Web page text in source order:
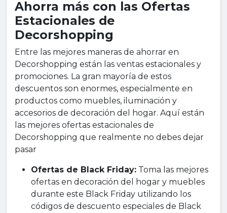
Ahorra más con las Ofertas
Estacionales de
Decorshopping
Entre las mejores maneras de ahorrar en
Decorshopping están las ventas estacionales y
promociones. La gran mayoría de estos
descuentos son enormes, especialmente en
productos como muebles, iluminación y
accesorios de decoración del hogar. Aquí están
las mejores ofertas estacionales de
Decorshopping que realmente no debes dejar
pasar
Ofertas de Black Friday: Toma las mejores
ofertas en decoración del hogar y muebles
durante este Black Friday utilizando los
códigos de descuento especiales de Black